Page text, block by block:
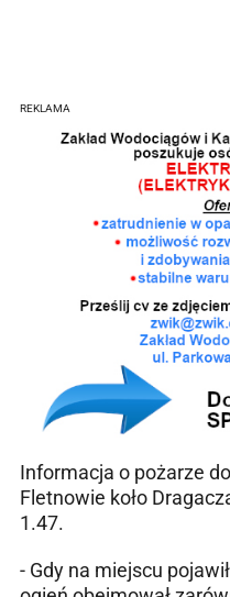
REKLAMA
Informacja o pożarze
Fletnowie koło
1.47.
- Gdy na miejscu